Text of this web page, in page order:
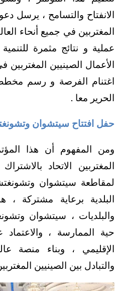
الانفتاح والتسامح ، يرسل
المغتربين في جميع أنحاء
عملية و نتائج مثمرة
الأعمال الصينيين
اغتنام الفرصة و رسم
الحرير معا .
حفل افتتاح سيتشوان
ومن المفهوم أن هذا
المغتربين الاتحاد
لمقاطعة سيتشوان
البلدية برعاية مشتركة ،
والبلديات ، سيتشوان
حية الممارسة ، والاعتماد
الإقليمي ، وبناء منصة
والتبادل بين الصينيين